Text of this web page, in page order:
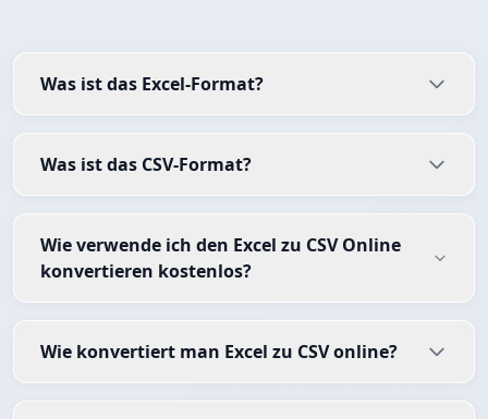
Was ist das Excel-Format?
Was ist das CSV-Format?
Wie verwende ich den Excel zu CSV Online
konvertieren kostenlos?
Wie konvertiert man Excel zu CSV online?